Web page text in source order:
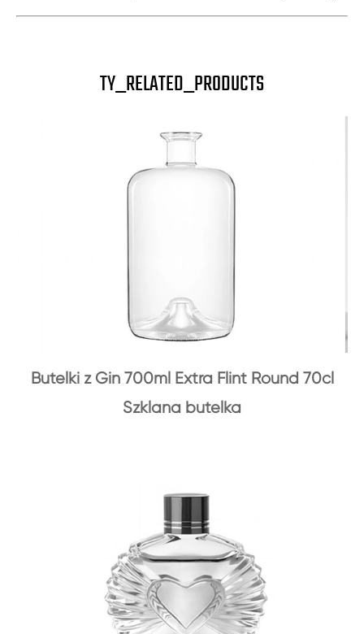
TY_RELATED_PRODUCTS
Butelki z Gin 700ml Extra Flint Round 70cl
Szklana butelka